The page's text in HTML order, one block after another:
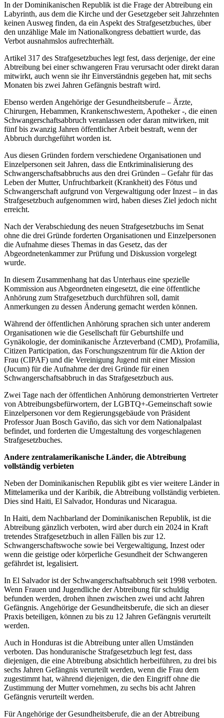
In der Dominikanischen Republik ist die Frage der Abtreibung ein
Labyrinth, aus dem die Kirche und der Gesetzgeber seit Jahrzehnten
keinen Ausweg finden, da ein Aspekt des Strafgesetzbuches, über
den unzählige Male im Nationalkongress debattiert wurde, das
Verbot ausnahmslos aufrechterhält.
Artikel 317 des Strafgesetzbuches legt fest, dass derjenige, der eine
Abtreibung bei einer schwangeren Frau verursacht oder direkt daran
mitwirkt, auch wenn sie ihr Einverständnis gegeben hat, mit sechs
Monaten bis zwei Jahren Gefängnis bestraft wird.
Ebenso werden Angehörige der Gesundheitsberufe – Ärzte,
Chirurgen, Hebammen, Krankenschwestern, Apotheker -, die einen
Schwangerschaftsabbruch veranlassen oder daran mitwirken, mit
fünf bis zwanzig Jahren öffentlicher Arbeit bestraft, wenn der
Abbruch durchgeführt worden ist.
Aus diesen Gründen fordern verschiedene Organisationen und
Einzelpersonen seit Jahren, dass die Entkriminalisierung des
Schwangerschaftsabbruchs aus den drei Gründen – Gefahr für das
Leben der Mutter, Unfruchtbarkeit (Krankheit) des Fötus und
Schwangerschaft aufgrund von Vergewaltigung oder Inzest – in das
Strafgesetzbuch aufgenommen wird, haben dieses Ziel jedoch nicht
erreicht.
Nach der Verabschiedung des neuen Strafgesetzbuchs im Senat
ohne die drei Gründe forderten Organisationen und Einzelpersonen
die Aufnahme dieses Themas in das Gesetz, das der
Abgeordnetenkammer zur Prüfung und Diskussion vorgelegt
wurde.
In diesem Zusammenhang hat das Unterhaus eine spezielle
Kommission aus Abgeordneten eingesetzt, die eine öffentliche
Anhörung zum Strafgesetzbuch durchführen soll, damit
Anmerkungen zu dessen Änderung gemacht werden können.
Während der öffentlichen Anhörung sprachen sich unter anderem
Organisationen wie die Gesellschaft für Geburtshilfe und
Gynäkologie, der dominikanische Ärzteverband (CMD), Profamilia,
Citizen Participation, das Forschungszentrum für die Aktion der
Frau (CIPAF) und die Vereinigung Jugend mit einer Mission
(Jucum) für die Aufnahme der drei Gründe für einen
Schwangerschaftsabbruch in das Strafgesetzbuch aus.
Zwei Tage nach der öffentlichen Anhörung demonstrierten Vertreter
von Abtreibungsbefürwortern, der LGBTQ+-Gemeinschaft sowie
Einzelpersonen vor dem Regierungsgebäude von Präsident
Professor Juan Bosch Gaviño, das sich vor dem Nationalpalast
befindet, und forderten die Umgestaltung des vorgeschlagenen
Strafgesetzbuches.
Andere zentralamerikanische Länder, die Abtreibung
vollständig verbieten
Neben der Dominikanischen Republik gibt es vier weitere Länder in
Mittelamerika und der Karibik, die Abtreibung vollständig verbieten.
Dies sind Haiti, El Salvador, Honduras und Nicaragua.
In Haiti, dem Nachbarland der Dominikanischen Republik, ist die
Abtreibung gänzlich verboten, wird aber durch ein 2024 in Kraft
tretendes Strafgesetzbuch in allen Fällen bis zur 12.
Schwangerschaftswoche sowie bei Vergewaltigung, Inzest oder
wenn die geistige oder körperliche Gesundheit der Schwangeren
gefährdet ist, legalisiert.
In El Salvador ist der Schwangerschaftsabbruch seit 1998 verboten.
Wenn Frauen und Jugendliche der Abtreibung für schuldig
befunden werden, drohen ihnen zwischen zwei und acht Jahren
Gefängnis. Angehörige der Gesundheitsberufe, die sich an dieser
Praxis beteiligen, können zu bis zu 12 Jahren Gefängnis verurteilt
werden.
Auch in Honduras ist die Abtreibung unter allen Umständen
verboten. Das honduranische Strafgesetzbuch legt fest, dass
diejenigen, die eine Abtreibung absichtlich herbeiführen, zu drei bis
sechs Jahren Gefängnis verurteilt werden, wenn die Frau dem
zugestimmt hat, während diejenigen, die den Eingriff ohne die
Zustimmung der Mutter vornehmen, zu sechs bis acht Jahren
Gefängnis verurteilt werden.
Für Angehörige der Gesundheitsberufe, die an der Abtreibung